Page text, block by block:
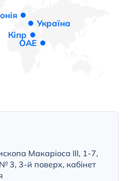
Україна
Кіпр
ОАЕ
Макаріоса III, 1-7,
№ 3, 3-й поверх, кабінет